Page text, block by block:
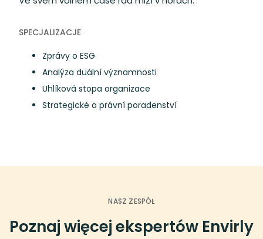
SPECJALIZACJE
Zprávy o ESG
Analýza duální významnosti
Uhlíková stopa organizace
Strategické a právní poradenství
NASZ ZESPÓŁ
Poznaj więcej ekspertów Envirly